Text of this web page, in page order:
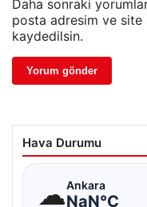
Daha sonraki
posta adresim ve site
kaydedilsin.
Hava Durumu
☁Ankara
NaN°C